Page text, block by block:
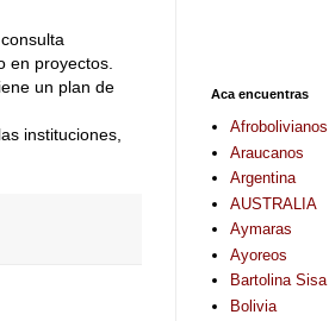
en proyectos.
un plan de
instituciones,
Aca encuentras
Afrobolivianos
Araucanos
Argentina
AUSTRALIA
Aymaras
Ayoreos
Bartolina Sisa
Bolivia